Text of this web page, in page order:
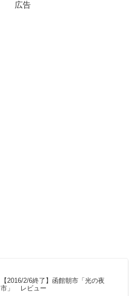
広告
【2016/2/6終了】函館朝市「光の夜
市」 レビュー